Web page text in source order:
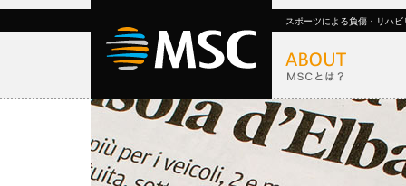
スポーツによる負傷・リハ